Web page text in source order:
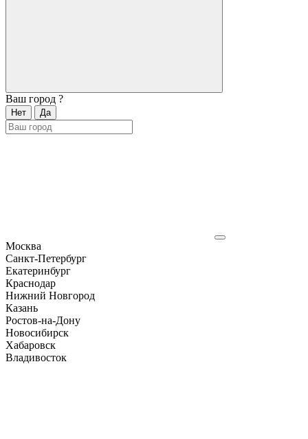
Ваш город ?
Нет Да
Москва
Санкт-Петербург
Екатеринбург
Краснодар
Нижний Новгород
Казань
Ростов-на-Дону
Новосибирск
Хабаровск
Владивосток